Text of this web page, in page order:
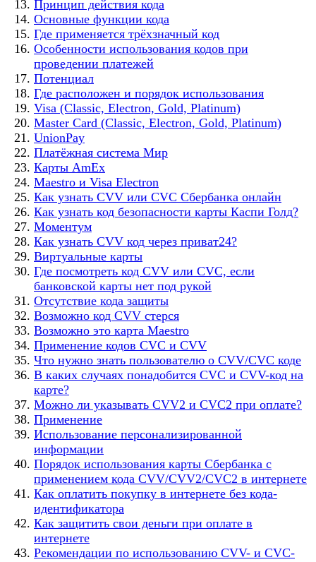
Принцип действия кода
Основные функции кода
Где применяется трёхзначный код
Особенности использования кодов при
проведении платежей
Потенциал
Где расположен и порядок использования
Visa (Classic, Electron, Gold, Platinum)
Master Card (Classic, Electron, Gold, Platinum)
UnionPay
Платёжная система Мир
Карты AmEx
Maestro и Visa Electron
Как узнать CVV или CVC Сбербанка онлайн
Как узнать код безопасности карты Каспи Голд?
Моментум
Как узнать CVV код через приват24?
Виртуальные карты
Где посмотреть код CVV или CVC, если
банковской карты нет под рукой
Отсутствие кода защиты
Возможно код CVV стерся
Возможно это карта Maestro
Применение кодов CVC и CVV
Что нужно знать пользователю о CVV/CVC коде
В каких случаях понадобится CVC и CVV-код на
карте?
Можно ли указывать CVV2 и CVC2 при оплате?
Применение
Использование персонализированной
информации
Порядок использования карты Сбербанка с
применением кода CVV/CVV2/CVC2 в интернете
Как оплатить покупку в интернете без кода-
идентификатора
Как защитить свои деньги при оплате в
интернете
Рекомендации по использованию CVV- и CVC-